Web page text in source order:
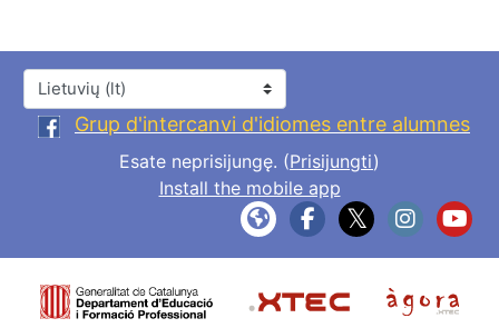
Kalba
Grup d'intercanvi d'idiomes entre alumnes
Esate neprisijungę. (Prisijungti)
Install the mobile app